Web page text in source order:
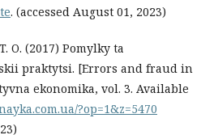
. (accessed August 01, 2023)
O. (2017) Pomylky ta
praktytsi. [Errors and fraud in
ekonomika, vol. 3. Available
?op=1&z=5470